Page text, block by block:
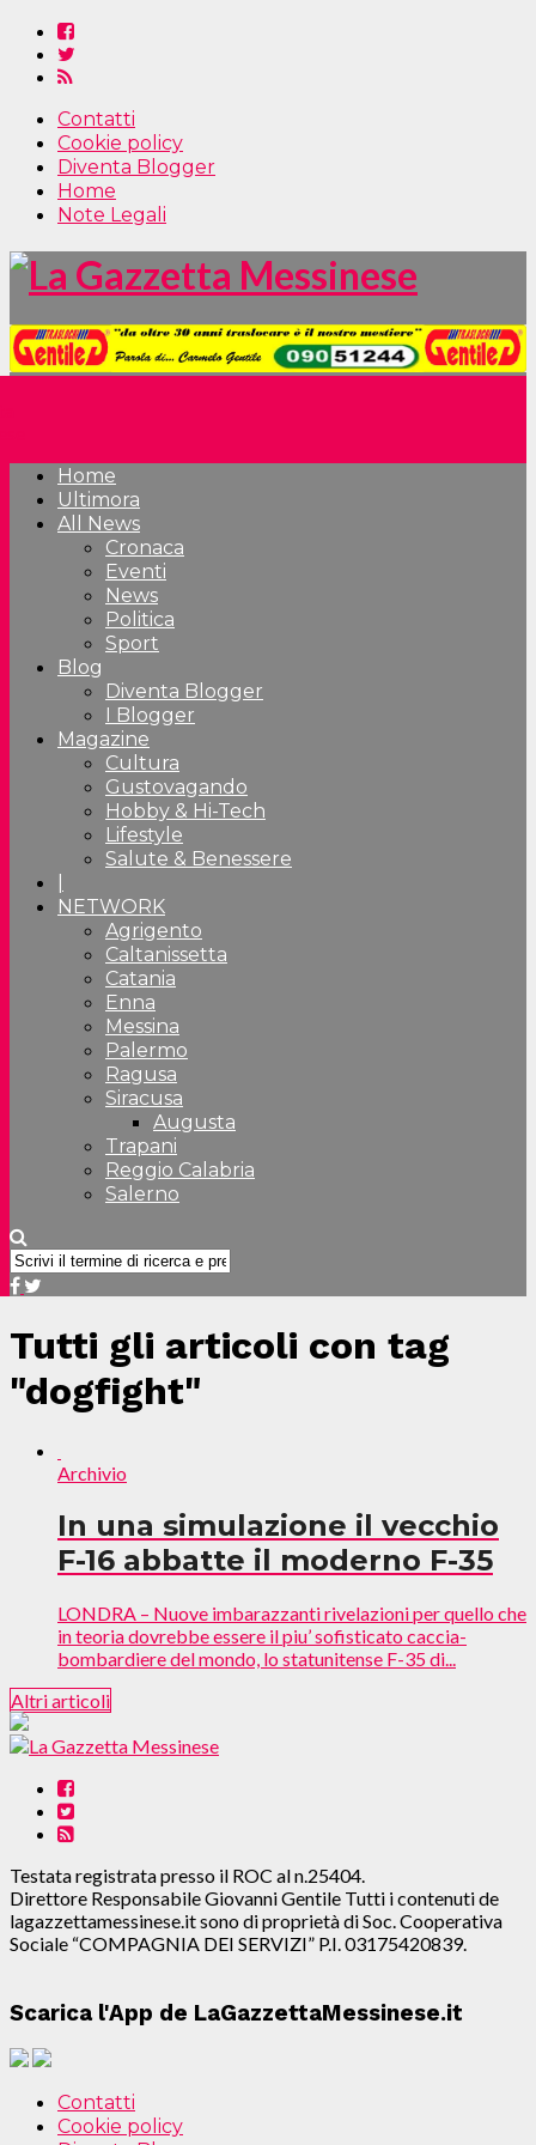
Contatti
Cookie policy
Diventa Blogger
Home
Note Legali
Home
Ultimora
All News
Cronaca
Eventi
News
Politica
Sport
Blog
Diventa Blogger
I Blogger
Magazine
Cultura
Gustovagando
Hobby & Hi-Tech
Lifestyle
Salute & Benessere
NETWORK
Agrigento
Caltanissetta
Catania
Enna
Messina
Palermo
Ragusa
Siracusa
Augusta
Trapani
Reggio Calabria
Salerno
Tutti gli articoli con tag
"dogfight"
Archivio
In una simulazione il vecchio
F-16 abbatte il moderno F-35
LONDRA – Nuove imbarazzanti rivelazioni per quello che
in teoria dovrebbe essere il piu’ sofisticato caccia-
bombardiere del mondo, lo statunitense F-35 di...
Altri articoli
Testata registrata presso il ROC al n.25404.
Direttore Responsabile Giovanni Gentile Tutti i contenuti de
lagazzettamessinese.it sono di proprietà di Soc. Cooperativa
Sociale “COMPAGNIA DEI SERVIZI” P.I. 03175420839.
Scarica l'App de LaGazzettaMessinese.it
Contatti
Cookie policy